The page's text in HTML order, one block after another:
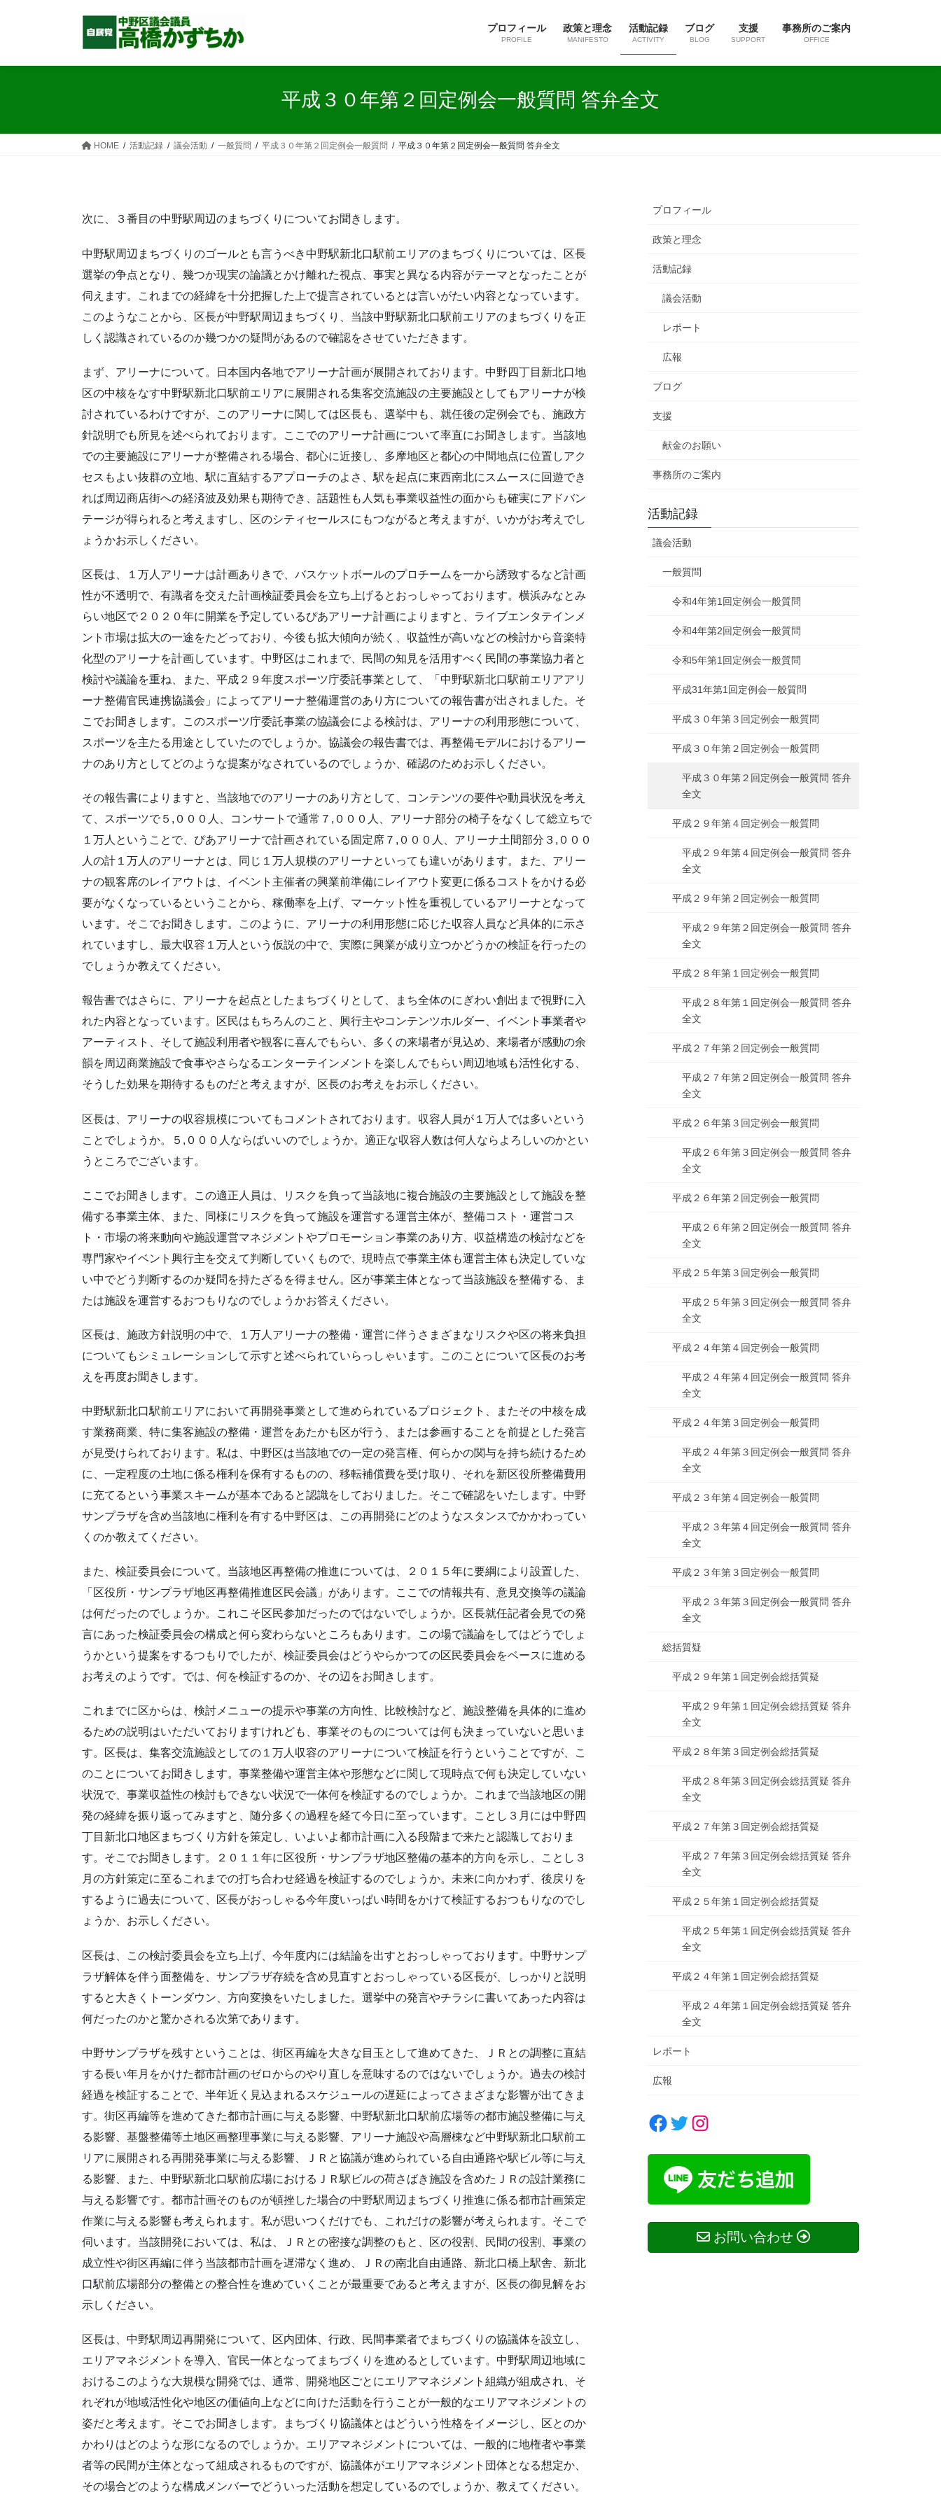
プロフィール
PROFILE
政策と理念
MANIFESTO
活動記録
ACTIVITY
ブログ
BLOG
支援
SUPPORT
事務所のご案内
OFFICE
平成３０年第２回定例会一般質問 答弁全文
HOME 活動記録 議会活動 一般質問 平成３０年第２回定例会一般質問 平成３０年第２回定例会一般質問 答弁全文
次に、３番目の中野駅周辺のまちづくりについてお聞きします。
中野駅周辺まちづくりのゴールとも言うべき中野駅新北口駅前エリアのまちづくりについては、区長
選挙の争点となり、幾つか現実の論議とかけ離れた視点、事実と異なる内容がテーマとなったことが
伺えます。これまでの経緯を十分把握した上で提言されているとは言いがたい内容となっています。
このようなことから、区長が中野駅周辺まちづくり、当該中野駅新北口駅前エリアのまちづくりを正
しく認識されているのか幾つかの疑問があるので確認をさせていただきます。
まず、アリーナについて。日本国内各地でアリーナ計画が展開されております。中野四丁目新北口地
区の中核をなす中野駅新北口駅前エリアに展開される集客交流施設の主要施設としてもアリーナが検
討されているわけですが、このアリーナに関しては区長も、選挙中も、就任後の定例会でも、施政方
針説明でも所見を述べられております。ここでのアリーナ計画について率直にお聞きします。当該地
での主要施設にアリーナが整備される場合、都心に近接し、多摩地区と都心の中間地点に位置しアク
セスもよい抜群の立地、駅に直結するアプローチのよさ、駅を起点に東西南北にスムースに回遊でき
れば周辺商店街への経済波及効果も期待でき、話題性も人気も事業収益性の面からも確実にアドバン
テージが得られると考えますし、区のシティセールスにもつながると考えますが、いかがお考えでし
ょうかお示しください。
区長は、１万人アリーナは計画ありきで、バスケットボールのプロチームを一から誘致するなど計画
性が不透明で、有識者を交えた計画検証委員会を立ち上げるとおっしゃっております。横浜みなとみ
らい地区で２０２０年に開業を予定しているぴあアリーナ計画によりますと、ライブエンタテインメ
ント市場は拡大の一途をたどっており、今後も拡大傾向が続く、収益性が高いなどの検討から音楽特
化型のアリーナを計画しています。中野区はこれまで、民間の知見を活用すべく民間の事業協力者と
検討や議論を重ね、また、平成２９年度スポーツ庁委託事業として、「中野駅新北口駅前エリアアリ
ーナ整備官民連携協議会」によってアリーナ整備運営のあり方についての報告書が出されました。そ
こでお聞きします。このスポーツ庁委託事業の協議会による検討は、アリーナの利用形態について、
スポーツを主たる用途としていたのでしょうか。協議会の報告書では、再整備モデルにおけるアリー
ナのあり方としてどのような提案がなされているのでしょうか、確認のためお示しください。
その報告書によりますと、当該地でのアリーナのあり方として、コンテンツの要件や動員状況を考え
て、スポーツで５,０００人、コンサートで通常７,０００人、アリーナ部分の椅子をなくして総立ちで
１万人ということで、ぴあアリーナで計画されている固定席７,０００人、アリーナ土間部分３,０００
人の計１万人のアリーナとは、同じ１万人規模のアリーナといっても違いがあります。また、アリー
ナの観客席のレイアウトは、イベント主催者の興業前準備にレイアウト変更に係るコストをかける必
要がなくなっているということから、稼働率を上げ、マーケット性を重視しているアリーナとなって
います。そこでお聞きします。このように、アリーナの利用形態に応じた収容人員など具体的に示さ
れていますし、最大収容１万人という仮説の中で、実際に興業が成り立つかどうかの検証を行ったの
でしょうか教えてください。
報告書ではさらに、アリーナを起点としたまちづくりとして、まち全体のにぎわい創出まで視野に入
れた内容となっています。区民はもちろんのこと、興行主やコンテンツホルダー、イベント事業者や
アーティスト、そして施設利用者や観客に喜んでもらい、多くの来場者が見込め、来場者が感動の余
韻を周辺商業施設で食事やさらなるエンターテインメントを楽しんでもらい周辺地域も活性化する、
そうした効果を期待するものだと考えますが、区長のお考えをお示しください。
区長は、アリーナの収容規模についてもコメントされております。収容人員が１万人では多いという
ことでしょうか。５,０００人ならばいいのでしょうか。適正な収容人数は何人ならよろしいのかとい
うところでございます。
ここでお聞きします。この適正人員は、リスクを負って当該地に複合施設の主要施設として施設を整
備する事業主体、また、同様にリスクを負って施設を運営する運営主体が、整備コスト・運営コス
ト・市場の将来動向や施設運営マネジメントやプロモーション事業のあり方、収益構造の検討などを
専門家やイベント興行主を交えて判断していくもので、現時点で事業主体も運営主体も決定していな
い中でどう判断するのか疑問を持たざるを得ません。区が事業主体となって当該施設を整備する、ま
たは施設を運営するおつもりなのでしょうかお答えください。
区長は、施政方針説明の中で、１万人アリーナの整備・運営に伴うさまざまなリスクや区の将来負担
についてもシミュレーションして示すと述べられていらっしゃいます。このことについて区長のお考
えを再度お聞きします。
中野駅新北口駅前エリアにおいて再開発事業として進められているプロジェクト、またその中核を成
す業務商業、特に集客施設の整備・運営をあたかも区が行う、または参画することを前提とした発言
が見受けられております。私は、中野区は当該地での一定の発言権、何らかの関与を持ち続けるため
に、一定程度の土地に係る権利を保有するものの、移転補償費を受け取り、それを新区役所整備費用
に充てるという事業スキームが基本であると認識をしておりました。そこで確認をいたします。中野
サンプラザを含め当該地に権利を有する中野区は、この再開発にどのようなスタンスでかかわってい
くのか教えてください。
また、検証委員会について。当該地区再整備の推進については、２０１５年に要綱により設置した、
「区役所・サンプラザ地区再整備推進区民会議」があります。ここでの情報共有、意見交換等の議論
は何だったのでしょうか。これこそ区民参加だったのではないでしょうか。区長就任記者会見での発
言にあった検証委員会の構成と何ら変わらないところもあります。この場で議論をしてはどうでしょ
うかという提案をするつもりでしたが、検証委員会はどうやらかつての区民委員会をベースに進める
お考えのようです。では、何を検証するのか、その辺をお聞きします。
これまでに区からは、検討メニューの提示や事業の方向性、比較検討など、施設整備を具体的に進め
るための説明はいただいておりますけれども、事業そのものについては何も決まっていないと思いま
す。区長は、集客交流施設としての１万人収容のアリーナについて検証を行うということですが、こ
のことについてお聞きします。事業整備や運営主体や形態などに関して現時点で何も決定していない
状況で、事業収益性の検討もできない状況で一体何を検証するのでしょうか。これまで当該地区の開
発の経緯を振り返ってみますと、随分多くの過程を経て今日に至っています。ことし３月には中野四
丁目新北口地区まちづくり方針を策定し、いよいよ都市計画に入る段階まで来たと認識しておりま
す。そこでお聞きします。２０１１年に区役所・サンプラザ地区整備の基本的方向を示し、ことし３
月の方針策定に至るこれまでの打ち合わせ経過を検証するのでしょうか。未来に向かわず、後戻りを
するように過去について、区長がおっしゃる今年度いっぱい時間をかけて検証するおつもりなのでし
ょうか、お示しください。
区長は、この検討委員会を立ち上げ、今年度内には結論を出すとおっしゃっております。中野サンプ
ラザ解体を伴う面整備を、サンプラザ存続を含め見直すとおっしゃっている区長が、しっかりと説明
すると大きくトーンダウン、方向変換をいたしました。選挙中の発言やチラシに書いてあった内容は
何だったのかと驚かされる次第であります。
中野サンプラザを残すということは、街区再編を大きな目玉として進めてきた、ＪＲとの調整に直結
する長い年月をかけた都市計画のゼロからのやり直しを意味するのではないでしょうか。過去の検討
経過を検証することで、半年近く見込まれるスケジュールの遅延によってさまざまな影響が出てきま
す。街区再編等を進めてきた都市計画に与える影響、中野駅新北口駅前広場等の都市施設整備に与え
る影響、基盤整備等土地区画整理事業に与える影響、アリーナ施設や高層棟など中野駅新北口駅前エ
リアに展開される再開発事業に与える影響、ＪＲと協議が進められている自由通路や駅ビル等に与え
る影響、また、中野駅新北口駅前広場におけるＪＲ駅ビルの荷さばき施設を含めたＪＲの設計業務に
与える影響です。都市計画そのものが頓挫した場合の中野駅周辺まちづくり推進に係る都市計画策定
作業に与える影響も考えられます。私が思いつくだけでも、これだけの影響が考えられます。そこで
伺います。当該開発においては、私は、ＪＲとの密接な調整のもと、区の役割、民間の役割、事業の
成立性や街区再編に伴う当該都市計画を遅滞なく進め、ＪＲの南北自由通路、新北口橋上駅舎、新北
口駅前広場部分の整備との整合性を進めていくことが最重要であると考えますが、区長の御見解をお
示しください。
区長は、中野駅周辺再開発について、区内団体、行政、民間事業者でまちづくりの協議体を設立し、
エリアマネジメントを導入、官民一体となってまちづくりを進めるとしています。中野駅周辺地域に
おけるこのような大規模な開発では、通常、開発地区ごとにエリアマネジメント組織が組成され、そ
れぞれが地域活性化や地区の価値向上などに向けた活動を行うことが一般的なエリアマネジメントの
姿だと考えます。そこでお聞きします。まちづくり協議体とはどういう性格をイメージし、区とのか
かわりはどのような形になるのでしょうか。エリアマネジメントについては、一般的に地権者や事業
者等の民間が主体となって組成されるものですが、協議体がエリアマネジメント団体となる想定か、
その場合どのような構成メンバーでどういった活動を想定しているのでしょうか、教えてください。
プロフィール
政策と理念
活動記録
議会活動
レポート
広報
ブログ
支援
献金のお願い
事務所のご案内
活動記録
議会活動
一般質問
令和4年第1回定例会一般質問
令和4年第2回定例会一般質問
令和5年第1回定例会一般質問
平成31年第1回定例会一般質問
平成３０年第３回定例会一般質問
平成３０年第２回定例会一般質問
平成３０年第２回定例会一般質問 答弁
全文
平成２９年第４回定例会一般質問
平成２９年第４回定例会一般質問 答弁
全文
平成２９年第２回定例会一般質問
平成２９年第２回定例会一般質問 答弁
全文
平成２８年第１回定例会一般質問
平成２８年第１回定例会一般質問 答弁
全文
平成２７年第２回定例会一般質問
平成２７年第２回定例会一般質問 答弁
全文
平成２６年第３回定例会一般質問
平成２６年第３回定例会一般質問 答弁
全文
平成２６年第２回定例会一般質問
平成２６年第２回定例会一般質問 答弁
全文
平成２５年第３回定例会一般質問
平成２５年第３回定例会一般質問 答弁
全文
平成２４年第４回定例会一般質問
平成２４年第４回定例会一般質問 答弁
全文
平成２４年第３回定例会一般質問
平成２４年第３回定例会一般質問 答弁
全文
平成２３年第４回定例会一般質問
平成２３年第４回定例会一般質問 答弁
全文
平成２３年第３回定例会一般質問
平成２３年第３回定例会一般質問 答弁
全文
総括質疑
平成２９年第１回定例会総括質疑
平成２９年第１回定例会総括質疑 答弁
全文
平成２８年第３回定例会総括質疑
平成２８年第３回定例会総括質疑 答弁
全文
平成２７年第３回定例会総括質疑
平成２７年第３回定例会総括質疑 答弁
全文
平成２５年第１回定例会総括質疑
平成２５年第１回定例会総括質疑 答弁
全文
平成２４年第１回定例会総括質疑
平成２４年第１回定例会総括質疑 答弁
全文
レポート
広報
Facebook
TwitterInstagram
お問い合わせ